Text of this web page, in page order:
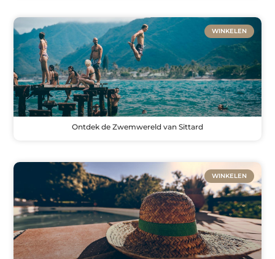
WINKELEN
Ontdek de Zwemwereld van Sittard
WINKELEN